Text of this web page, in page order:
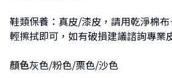
鞋類保養：真皮/漆皮，請用乾淨棉
輕擦拭即可，如有破損建議諮詢專業
顏色灰色/粉色/栗色/沙色